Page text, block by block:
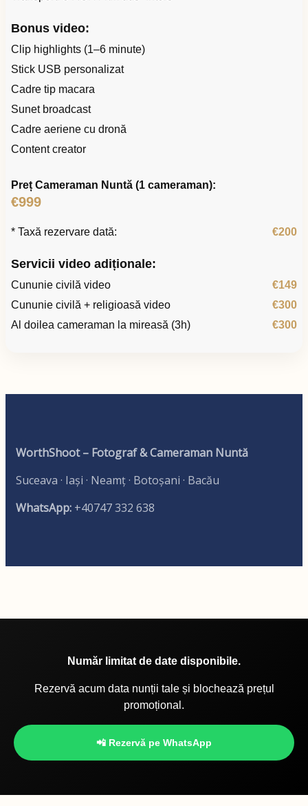
Bonus video:
Clip highlights (1–6 minute)
Stick USB personalizat
Cadre tip macara
Sunet broadcast
Cadre aeriene cu dronă
Content creator
Preț Cameraman Nuntă (1 cameraman):
€999
* Taxă rezervare dată: €200
Servicii video adiționale:
Cununie civilă video
€149
Cununie civilă + religioasă video
€300
Al doilea cameraman la mireasă (3h)
€300
WorthShoot – Fotograf & Cameraman Nuntă
Suceava · Iași · Neamț · Botoșani · Bacău
WhatsApp: +40747 332 638
Număr limitat de date disponibile.
Rezervă acum data nunții tale și blochează prețul
promoțional.
📲 Rezervă pe WhatsApp